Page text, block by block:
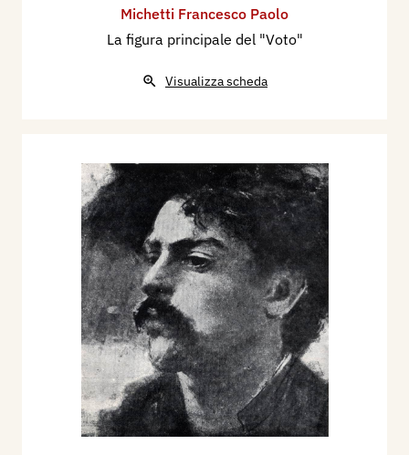
Michetti Francesco Paolo
La figura principale del "Voto"
Visualizza scheda